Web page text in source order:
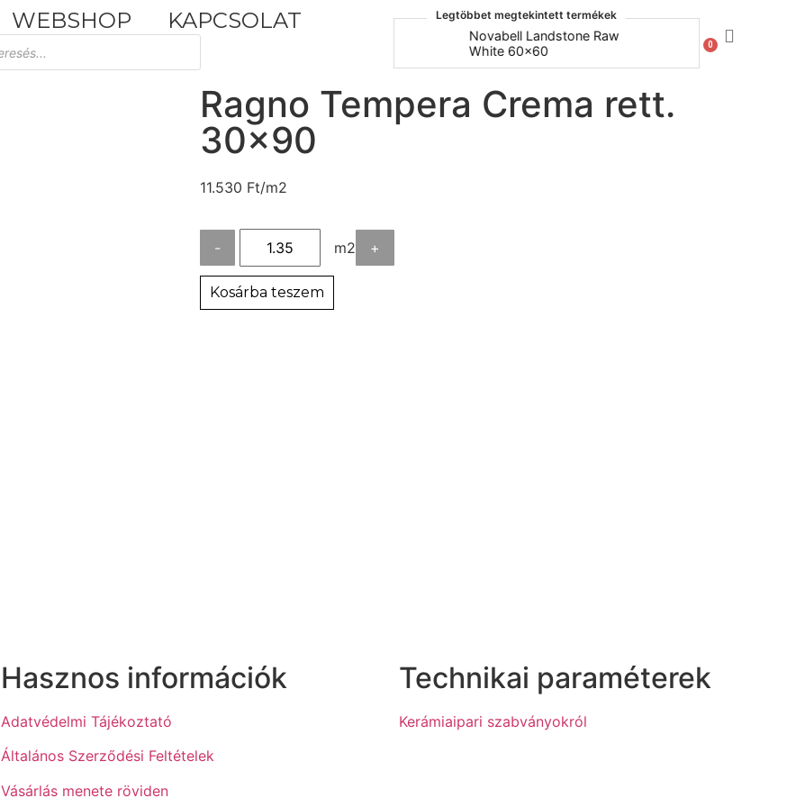
WEBSHOP KAPCSOLAT Legtöbbet megtekintett termékek
Tuscania Durango Medium
Novabell Landstone Raw
White 60x60
0
Ragno Tempera Crema rett.
30×90
11.530 Ft/m2
- m2 +
Kosárba teszem
Hasznos információk
Adatvédelmi Tájékoztató
Általános Szerződési Feltételek
Vásárlás menete röviden
Technikai paraméterek
Kerámiaipari szabványokról